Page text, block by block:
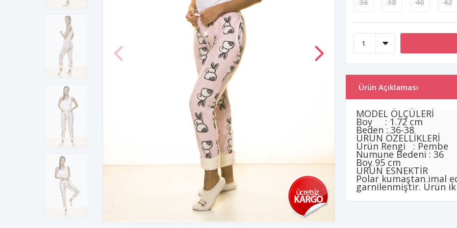
36 38 40 42
Ürün Açıklaması
MODEL ÖLÇÜLERİ
Boy : 1.72 cm
Beden : 36-38
ÜRÜN ÖZELLİKLERİ
Ürün Rengi : Pembe
Numune Bedeni : 36
Boy 95 cm
ÜRÜN ESNEKTİR
Polar kumaştan imal
garnilenmiştir. Ürün